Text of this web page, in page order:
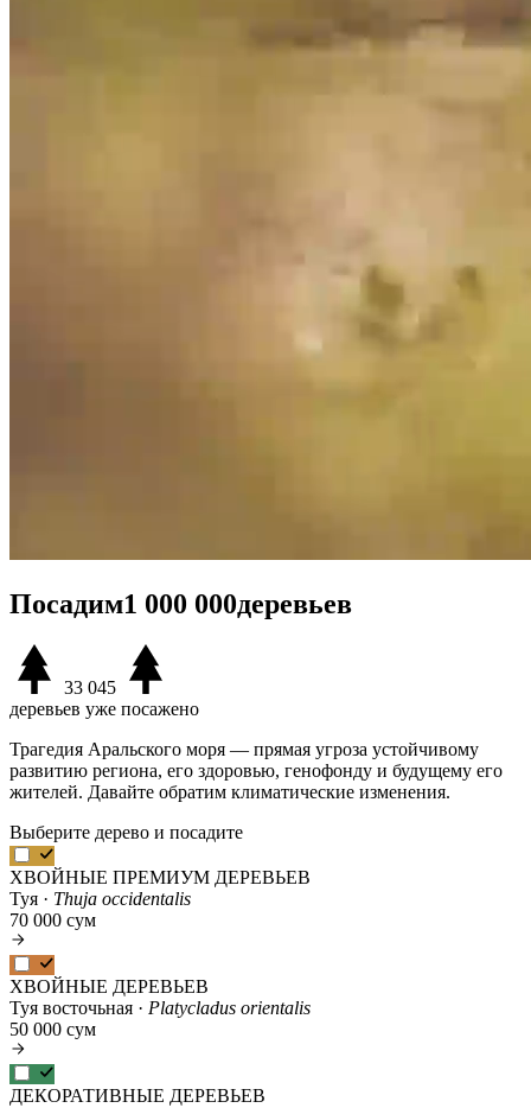
Посадим1 000 000деревьев
33 045
деревьев уже посажено
Трагедия Аральского моря — прямая угроза устойчивому
развитию региона, его здоровью, генофонду и будущему его
жителей. Давайте обратим климатические изменения.
Выберите дерево и посадите
ХВОЙНЫЕ ПРЕМИУМ ДЕРЕВЬЕВ
Туя · Thuja occidentalis
70 000 сум
ХВОЙНЫЕ ДЕРЕВЬЕВ
Туя восточьная · Platycladus orientalis
50 000 сум
ДЕКОРАТИВНЫЕ ДЕРЕВЬЕВ